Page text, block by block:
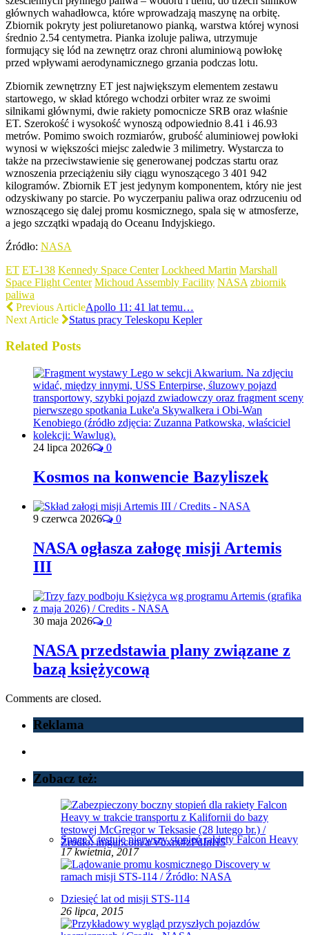
głównych wahadłowca, które wprowadzają maszynę na orbitę.
Zbiornik pokryty jest poliuretanowo pianką, warstwa której wynosi
średnio 2.54 centymetra. Pianka izoluje paliwa, utrzymuje
formujący się lód na zewnętrz oraz chroni aluminiową powłokę
przed wpływami aerodynamicznego grzania podczas lotu.
Zbiornik zewnętrzny ET jest największym elementem zestawu
startowego, w skład którego wchodzi orbiter wraz ze swoimi
silnikami głównymi, dwie rakiety pomocnicze SRB oraz właśnie
ET. Szerokość i wysokość wynoszą odpowiednio 8.41 i 46.93
metrów. Pomimo swoich rozmiarów, grubość aluminiowej powłoki
wynosi w większości miejsc zaledwie 3 milimetry. Wystarcza to
także na przeciwstawienie się generowanej podczas startu oraz
wznoszenia przeciążeniu siły ciągu wynoszącego 3 401 942
kilogramów. Zbiornik ET jest jedynym komponentem, który nie jest
odzyskiwany po starcie. Po wyczerpaniu paliwa oraz odrzuceniu od
wznoszącego się dalej promu kosmicznego, spala się w atmosferze,
a jego szczątki wpadają do Oceanu Indyjskiego.
Źródło: NASA
ET ET-138 Kennedy Space Center Lockheed Martin Marshall
Space Flight Center Michoud Assembly Facility NASA zbiornik
paliwa
Previous ArticleApollo 11: 41 lat temu…
Next Article
Status pracy Teleskopu Kepler
Related Posts
24 lipca 2026 0
Kosmos na konwencie Bazyliszek
9 czerwca 2026 0
NASA ogłasza załogę misji Artemis
III
30 maja 2026 0
NASA przedstawia plany związane z
bazą księżycową
Comments are closed.
Reklama
Zobacz też:
SpaceX testuje pierwszy stopień rakiety Falcon Heavy
17 kwietnia, 2017
Dziesięć lat od misji STS-114
26 lipca, 2015